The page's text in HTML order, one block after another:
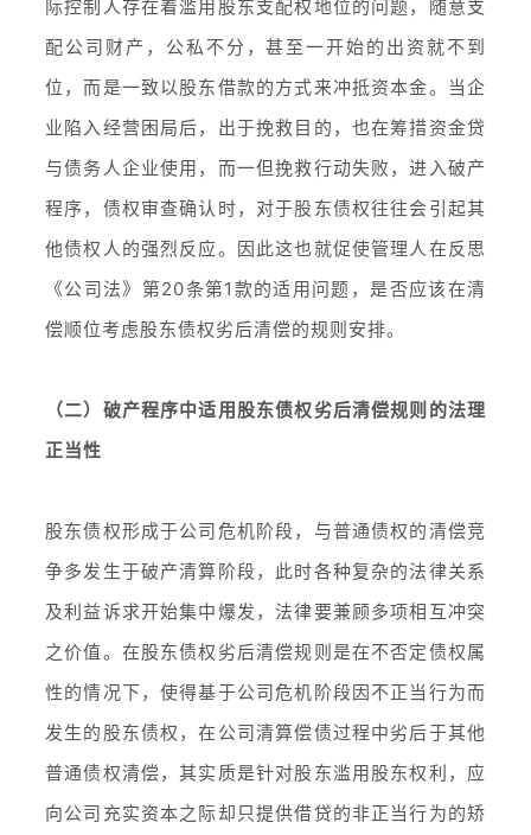
际控制人存在着滥用股东支配权地位的问题，随意支
配公司财产，公私不分，甚至一开始的出资就不到
位，而是一致以股东借款的方式来冲抵资本金。当企
业陷入经营困局后，出于挽救目的，也在筹措资金贷
与债务人企业使用，而一但挽救行动失败，进入破产
程序，债权审查确认时，对于股东债权往往会引起其
他债权人的强烈反应。因此这也就促使管理人在反思
《公司法》第20条第1款的适用问题，是否应该在清
偿顺位考虑股东债权劣后清偿的规则安排。
（二）破产程序中适用股东债权劣后清偿规则的法理
正当性
股东债权形成于公司危机阶段，与普通债权的清偿竞
争多发生于破产清算阶段，此时各种复杂的法律关系
及利益诉求开始集中爆发，法律要兼顾多项相互冲突
之价值。在股东债权劣后清偿规则是在不否定债权属
性的情况下，使得基于公司危机阶段因不正当行为而
发生的股东债权，在公司清算偿债过程中劣后于其他
普通债权清偿，其实质是针对股东滥用股东权利，应
向公司充实资本之际却只提供借贷的非正当行为的矫